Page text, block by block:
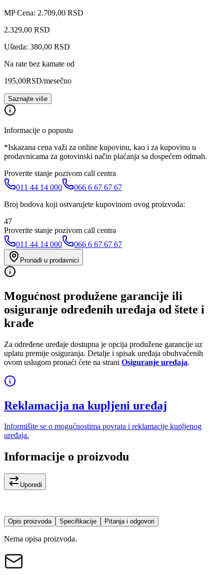
MP Cena: 2.709,00 RSD
2.329,00 RSD
Ušteda: 380,00 RSD
Na rate bez kamate od
195,00RSD/mesečno
Saznajte više
Informacije o popustu
*Iskazana cena važi za online kupovinu, kao i za kupovinu u
prodavnicama za gotovinski način plaćanja sa dospećem odmah.
Proverite stanje pozivom call centra
011 44 14 000
066 6 67 67 67
Broj bodova koji ostvarujete kupovinom ovog proizvoda:
47
Proverite stanje pozivom call centra
011 44 14 000
066 6 67 67 67
Pronađi u prodavnici
Mogućnost produžene garancije ili
osiguranje određenih uređaja od štete i
krađe
Za određene uređaje dostupna je opcija produžene garancije uz
uplatu premije osiguranja. Detalje i spisak uređaja obuhvaćenih
ovom uslugom pronaći ćete na strani Osiguranje uređaja.
Reklamacija na kupljeni uređaj
Informišite se o mogućnostima povrata i reklamacije kupljenog
uređaja.
Informacije o proizvodu
Uporedi
Opis proizvoda Specifikacije Pitanja i odgovori
Nema opisa proizvoda.